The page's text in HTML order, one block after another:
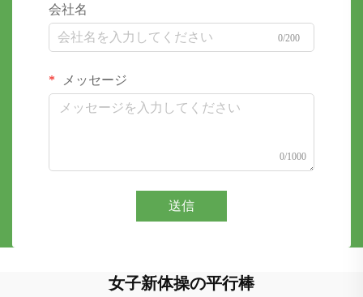
会社名
0/200
メッセージ
0/1000
送信
女子新体操の平行棒